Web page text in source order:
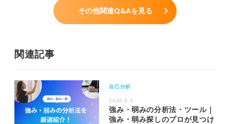
その他関連Q&Aを見る
関連記事
自己分析
2026.8.5
強み・弱みの分析法・ツール｜
強み・弱み探しのプロが見つけ